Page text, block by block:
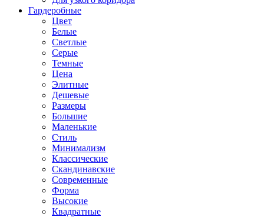
Гардеробные
Цвет
Белые
Светлые
Серые
Темные
Цена
Элитные
Дешевые
Размеры
Большие
Маленькие
Стиль
Минимализм
Классические
Скандинавские
Современные
Форма
Высокие
Квадратные